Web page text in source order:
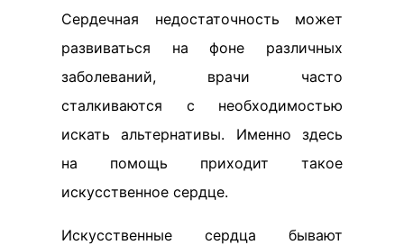
Сердечная недостаточность может
развиваться на фоне различных
заболеваний, врачи часто
сталкиваются с необходимостью
искать альтернативы. Именно здесь
на помощь приходит такое
искусственное сердце.
Искусственные сердца бывают